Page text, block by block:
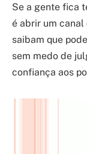
Se a gente fica
é abrir um canal
saibam que
sem medo de
confiança aos